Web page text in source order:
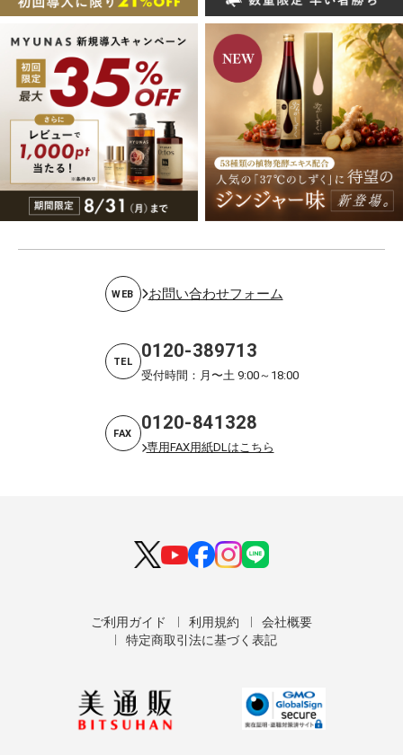
WEB お問い合わせフォーム
TEL 0120-389713
受付時間：月〜土 9:00～18:00
FAX 0120-841328
専用FAX用紙DLはこちら
ご利用ガイド 利用規約
会社概要
特定商取引法に基づく表記